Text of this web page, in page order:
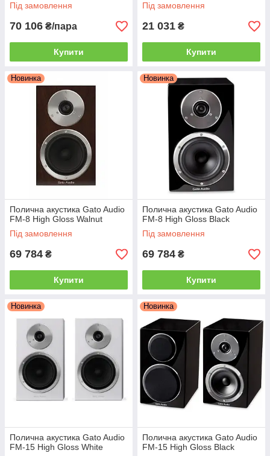
Під замовлення
70 106 ₴/пара
Купити
Під замовлення
21 031 ₴
Купити
Новинка
Полична акустика Gato Audio
FM-8 High Gloss Walnut
Під замовлення
69 784 ₴
Купити
Новинка
Полична акустика Gato Audio
FM-8 High Gloss Black
Під замовлення
69 784 ₴
Купити
Новинка
Полична акустика Gato Audio
FM-15 High Gloss White
Новинка
Полична акустика Gato Audio
FM-15 High Gloss Black